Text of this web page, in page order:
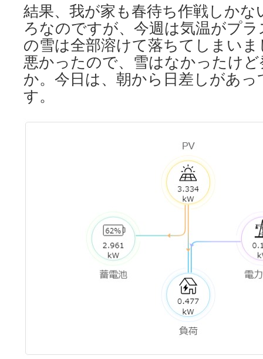
結果、我が家も春待ち作戦しか
ろなのですが、今週は気温がプ
の雪は全部溶けて落ちてしまい
悪かったので、雪はなかったけ
か。今日は、朝から日差しがあ
す。